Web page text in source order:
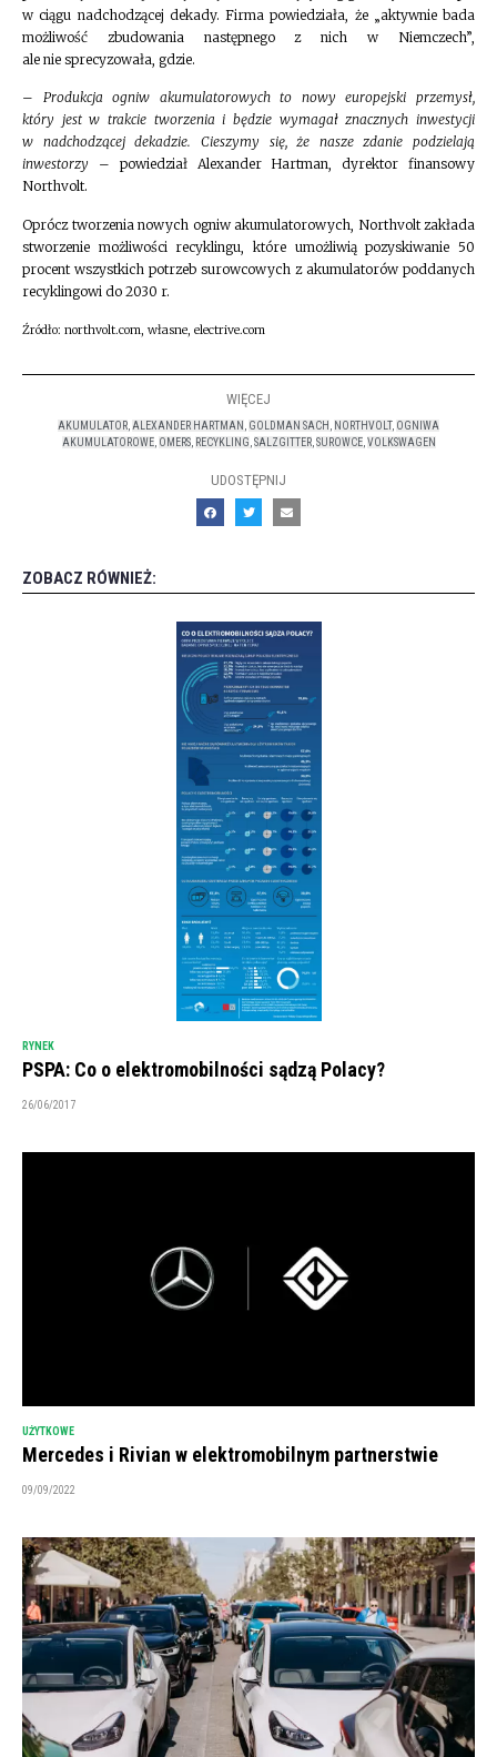
w ciągu nadchodzącej dekady. Firma powiedziała, że ​​„aktywnie bada
możliwość zbudowania następnego z nich w Niemczech”,
ale nie sprecyzowała, gdzie.
– Produkcja ogniw akumulatorowych to nowy europejski przemysł,
który jest w trakcie tworzenia i będzie wymagał znacznych inwestycji
w nadchodzącej dekadzie. Cieszymy się, że nasze zdanie podzielają
inwestorzy – powiedział Alexander Hartman, dyrektor finansowy
Northvolt.
Oprócz tworzenia nowych ogniw akumulatorowych, Northvolt zakłada
stworzenie możliwości recyklingu, które umożliwią pozyskiwanie 50
procent wszystkich potrzeb surowcowych z akumulatorów poddanych
recyklingowi do 2030 r.
Źródło: northvolt.com, własne, electrive.com
WIĘCEJ
AKUMULATOR,ALEXANDER HARTMAN , GOLDMAN SACH , NORTHVOLT , OGNIWA
AKUMULATOROWE, OMERS, RECYKLING,SALZGITTER,SUROWCE,VOLKSWAGEN
UDOSTĘPNIJ
ZOBACZ RÓWNIEŻ:
RYNEK
PSPA: Co o elektromobilności sądzą Polacy?
26/06/2017
UŻYTKOWE
Mercedes i Rivian w elektromobilnym partnerstwie
09/09/2022